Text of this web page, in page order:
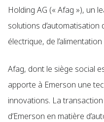
Holding AG (« Afag »), un
solutions d’automatisation
électrique, de
Afag, dont le siège social
apporte à Emerson une
innovations. La
d’Emerson en matière